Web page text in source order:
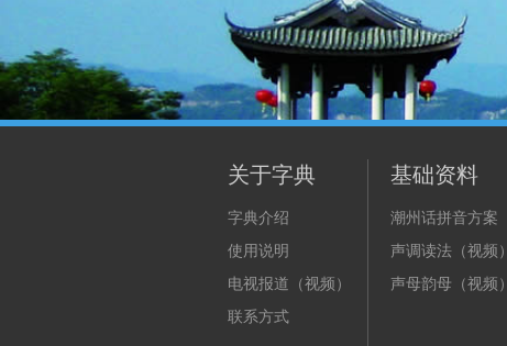
关于字典
字典介绍
使用说明
电视报道（视频）
联系方式
基础资料
潮州话拼音方案
声调读法（视频）
声母韵母（视频）